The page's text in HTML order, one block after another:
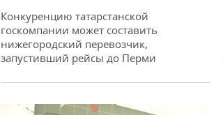
Конкуренцию татарстанской
госкомпании может составить
нижегородский перевозчик,
запустивший рейсы до Перми